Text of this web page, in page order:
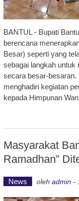
BANTUL - Bupati
berencana
Besar) seperti yang
sebagai langkah untuk
secara besar-
menghadiri kegiatan
kepada Himpunan
Masyarakat
Ramadhan”
News oleh admin -